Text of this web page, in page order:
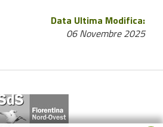
Data Ultima Modifica:
06 Novembre 2025